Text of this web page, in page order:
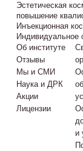
Эстетическая
повышение
Инъекционная
Индивидуальное
Об институте
Отзывы
Мы и СМИ
Наука и ДРК
Акции
Лицензии
и